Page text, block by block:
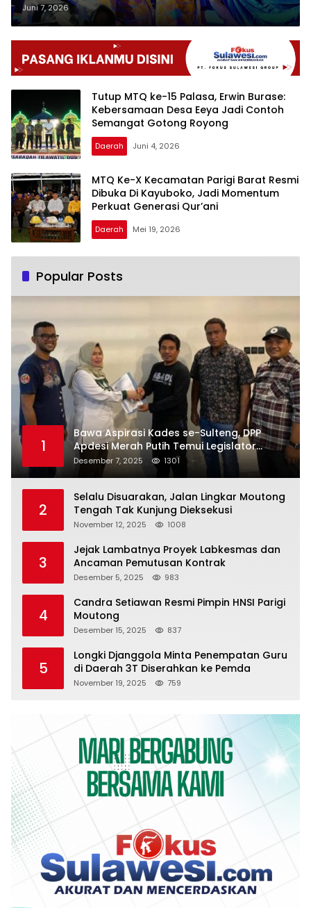
Perkenalkan Kearifan Lokal
Juni 7, 2026
Tutup MTQ ke-15 Palasa, Erwin Burase:
Kebersamaan Desa Eeya Jadi Contoh
Semangat Gotong Royong
Daerah Juni 4, 2026
MTQ Ke-X Kecamatan Parigi Barat Resmi
Dibuka Di Kayuboko, Jadi Momentum
Perkuat Generasi Qur’ani
Daerah Mei 19, 2026
Popular Posts
1
Bawa Aspirasi Kades se-Sulteng, DPP
Apdesi Merah Putih Temui Legislator
Provinsi
Desember 7, 2025 1301
2
Selalu Disuarakan, Jalan Lingkar Moutong
Tengah Tak Kunjung Dieksekusi
November 12, 2025 1008
3
Jejak Lambatnya Proyek Labkesmas dan
Ancaman Pemutusan Kontrak
Desember 5, 2025 983
4
Candra Setiawan Resmi Pimpin HNSI Parigi
Moutong
Desember 15, 2025 837
5
Longki Djanggola Minta Penempatan Guru
di Daerah 3T Diserahkan ke Pemda
November 19, 2025 759